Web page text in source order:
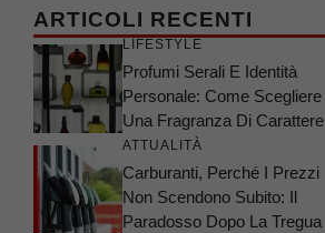
ARTICOLI RECENTI
LIFESTYLE
Profumi Serali E Identità
Personale: Come Scegliere
Una Fragranza Di Carattere
ATTUALITÀ
Carburanti, Perché I Prezzi
Non Scendono Subito: Il
Paradosso Dopo La Tregua